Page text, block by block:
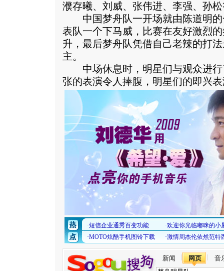
濮存曦、刘威、张伟进、李强、孙
中国梦舟队一开场就由陈道明的
表队一个下马威，比赛在友好激烈
升，最后梦舟队凭借自己老辣的打
主。
中场休息时，明星们与观众进行
张的表演令人捧腹，明星们的即兴
新闻 网页 音